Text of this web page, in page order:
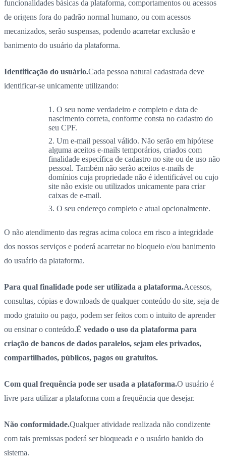
funcionalidades básicas da plataforma, comportamentos ou acessos
de origens fora do padrão normal humano, ou com acessos
mecanizados, serão suspensas, podendo acarretar exclusão e
banimento do usuário da plataforma.
Identificação do usuário.Cada pessoa natural cadastrada deve
identificar-se unicamente utilizando:
O seu nome verdadeiro e completo e data de
nascimento correta, conforme consta no cadastro do
seu CPF.
Um e-mail pessoal válido. Não serão em hipótese
alguma aceitos e-mails temporários, criados com
finalidade específica de cadastro no site ou de uso não
pessoal. Também não serão aceitos e-mails de
domínios cuja propriedade não é identificável ou cujo
site não existe ou utilizados unicamente para criar
caixas de e-mail.
O seu endereço completo e atual opcionalmente.
O não atendimento das regras acima coloca em risco a integridade
dos nossos serviços e poderá acarretar no bloqueio e/ou banimento
do usuário da plataforma.
Para qual finalidade pode ser utilizada a plataforma.Acessos,
consultas, cópias e downloads de qualquer conteúdo do site, seja de
modo gratuito ou pago, podem ser feitos com o intuito de aprender
ou ensinar o conteúdo.É vedado o uso da plataforma para
criação de bancos de dados paralelos, sejam eles privados,
compartilhados, públicos, pagos ou gratuitos.
Com qual frequência pode ser usada a plataforma.O usuário é
livre para utilizar a plataforma com a frequência que desejar.
Não conformidade.Qualquer atividade realizada não condizente
com tais premissas poderá ser bloqueada e o usuário banido do
sistema.